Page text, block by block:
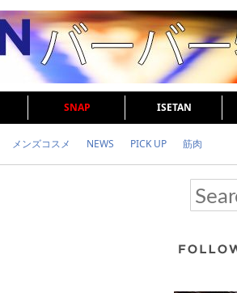
SNAP ISETAN
メンズコスメ NEWS PICK UP 筋肉
頭皮ケア